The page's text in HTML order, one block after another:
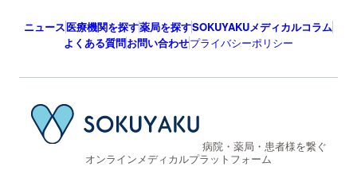
ニュース医療機関を探す薬局を探すSOKUYAKUメディカルコラム
よくある質問お問い合わせプライバシーポリシー
病院・薬局・患者様を繋ぐ
オンラインメディカルプラットフォーム